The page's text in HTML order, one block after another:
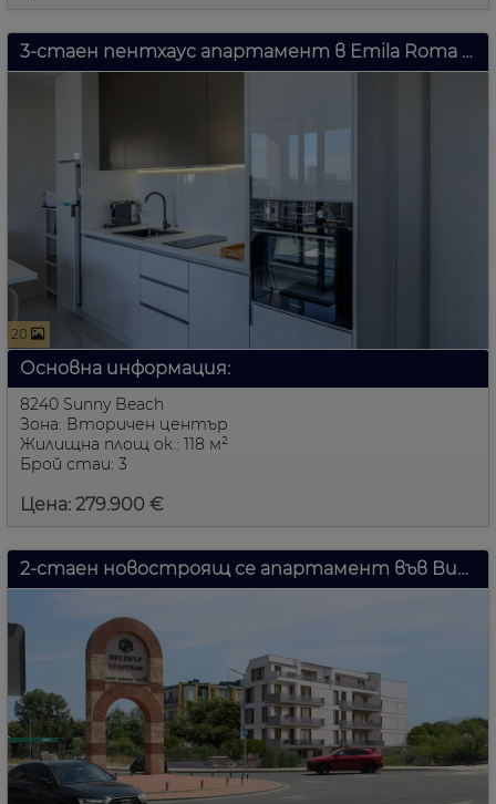
3-стаен пентхаус апартамент в Emila Roma Verde, Свети Влас, България
20
Основна информация:
8240 Sunny Beach
Зона: Вторичен център
Цена: 279.900 €
Жилищна площ ок.: 118 м²
Брой стаи: 3
2-стаен новостроящ се апартамент във Вила Рока 6 Несебър, България